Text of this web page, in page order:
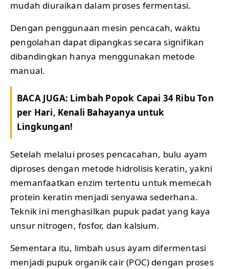
mudah diuraikan dalam proses fermentasi.
Dengan penggunaan mesin pencacah, waktu
pengolahan dapat dipangkas secara signifikan
dibandingkan hanya menggunakan metode
manual.
BACA JUGA: Limbah Popok Capai 34 Ribu Ton
per Hari, Kenali Bahayanya untuk
Lingkungan!
Setelah melalui proses pencacahan, bulu ayam
diproses dengan metode hidrolisis keratin, yakni
memanfaatkan enzim tertentu untuk memecah
protein keratin menjadi senyawa sederhana.
Teknik ini menghasilkan pupuk padat yang kaya
unsur nitrogen, fosfor, dan kalsium.
Sementara itu, limbah usus ayam difermentasi
menjadi pupuk organik cair (POC) dengan proses